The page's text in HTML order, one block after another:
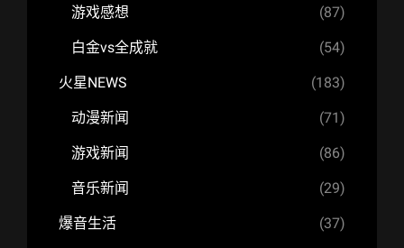
游戏感想 (87)
白金vs全成就 (54)
火星NEWS (183)
动漫新闻 (71)
游戏新闻 (86)
音乐新闻 (29)
爆音生活 (37)